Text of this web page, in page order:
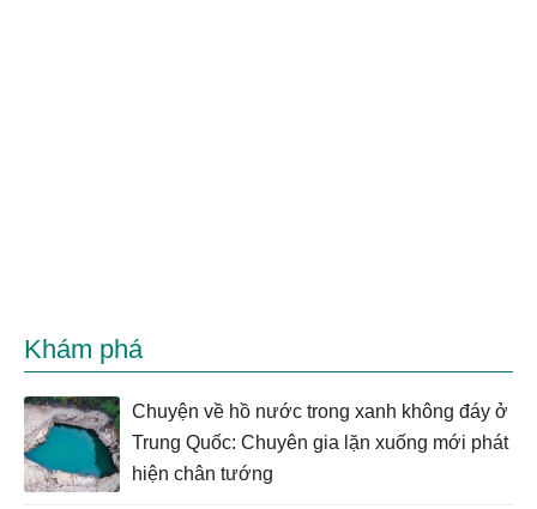
Khám phá
Chuyện về hồ nước trong xanh không đáy ở
Trung Quốc: Chuyên gia lặn xuống mới phát
hiện chân tướng